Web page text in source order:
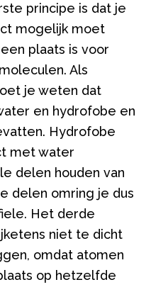
principe is dat je
mogelijk moet
plaats is voor
Als
je weten dat
en hydrofobe en
Hydrofobe
met water
delen houden van
delen omring je dus
Het derde
niet te dicht
omdat atomen
op hetzelfde